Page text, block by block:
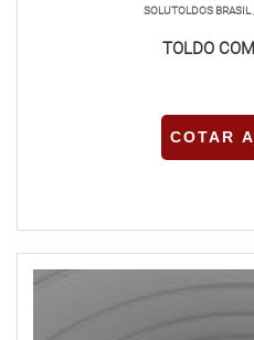
SOLUTOLDOS BRASIL
TOLDO
COTAR